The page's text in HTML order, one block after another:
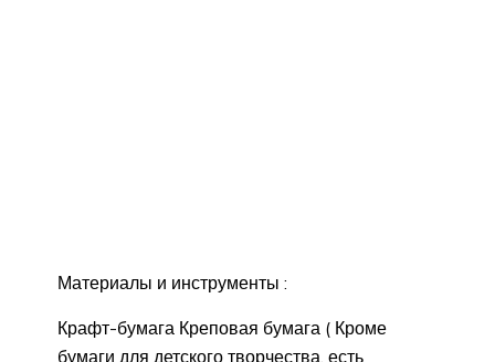
Материалы и инструменты :
Крафт-бумага Креповая бумага ( Кроме
бумаги для детского творчества, есть